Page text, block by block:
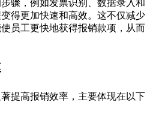
骤，例如发票识别、数据录入和
得更加快速和高效。这不仅减少
员工更快地获得报销款项，从而
提高报销效率，主要体现在以下